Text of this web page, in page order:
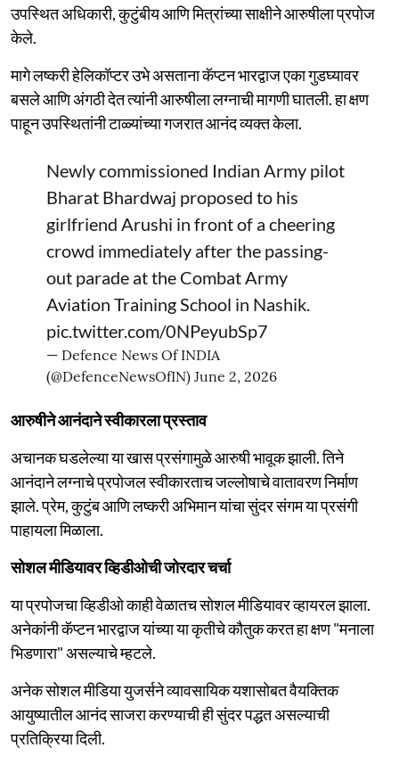
उपस्थित अधिकारी, कुटुंबीय आणि मित्रांच्या साक्षीने आरुषीला प्रपोज
केले.
मागे लष्करी हेलिकॉप्टर उभे असताना कॅप्टन भारद्वाज एका गुडघ्यावर
बसले आणि अंगठी देत त्यांनी आरुषीला लग्नाची मागणी घातली. हा क्षण
पाहून उपस्थितांनी टाळ्यांच्या गजरात आनंद व्यक्त केला.
Newly commissioned Indian Army pilot
Bharat Bhardwaj proposed to his
girlfriend Arushi in front of a cheering
crowd immediately after the passing-
out parade at the Combat Army
Aviation Training School in Nashik.
pic.twitter.com/0NPeyubSp7
— Defence News Of INDIA
(@DefenceNewsOfIN) June 2, 2026
आरुषीने आनंदाने स्वीकारला प्रस्ताव
अचानक घडलेल्या या खास प्रसंगामुळे आरुषी भावूक झाली. तिने
आनंदाने लग्नाचे प्रपोजल स्वीकारताच जल्लोषाचे वातावरण निर्माण
झाले. प्रेम, कुटुंब आणि लष्करी अभिमान यांचा सुंदर संगम या प्रसंगी
पाहायला मिळाला.
सोशल मीडियावर व्हिडीओची जोरदार चर्चा
या प्रपोजचा व्हिडीओ काही वेळातच सोशल मीडियावर व्हायरल झाला.
अनेकांनी कॅप्टन भारद्वाज यांच्या या कृतीचे कौतुक करत हा क्षण "मनाला
भिडणारा" असल्याचे म्हटले.
अनेक सोशल मीडिया युजर्सने व्यावसायिक यशासोबत वैयक्तिक
आयुष्यातील आनंद साजरा करण्याची ही सुंदर पद्धत असल्याची
प्रतिक्रिया दिली.